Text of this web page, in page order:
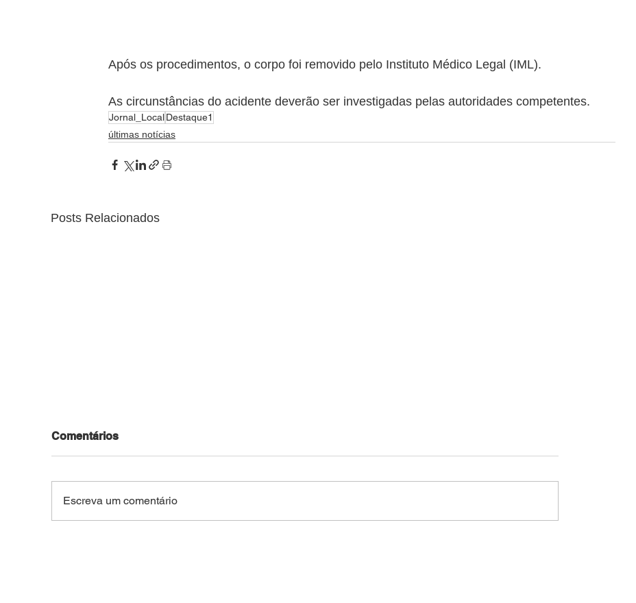
Após os procedimentos, o corpo foi removido pelo Instituto Médico Legal (IML).
As circunstâncias do acidente deverão ser investigadas pelas autoridades competentes.
Jornal_LocalDestaque1
últimas notícias
Posts Relacionados
Comentários
Escreva um comentário